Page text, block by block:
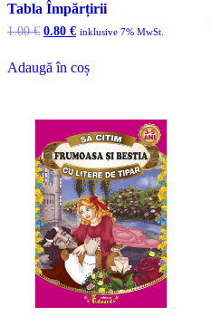
Tabla Împărțirii
1.00€ Prețul
a
fost:
0.80 €Prețul
0.80 €.
inklusive 7% MwSt.
Adaugă în coș